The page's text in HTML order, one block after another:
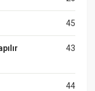
45
43
44